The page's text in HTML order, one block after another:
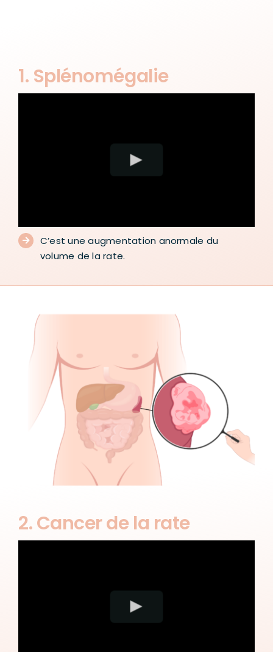
1. Splénomégalie
C’est une augmentation anormale du
volume de la rate.
2. Cancer de la rate